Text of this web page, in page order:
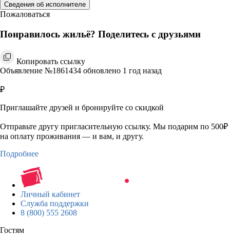
Сведения об исполнителе
Пожаловаться
Понравилось жильё? Поделитесь с друзьями
Копировать ссылку
Объявление №1861434 обновлено 1 год назад
₽
Приглашайте друзей и бронируйте со скидкой
Отправьте другу пригласительную ссылку. Мы подарим по 500₽
на оплату проживания — и вам, и другу.
Подробнее
Личный кабинет
Служба поддержки
8 (800) 555 2608
Гостям